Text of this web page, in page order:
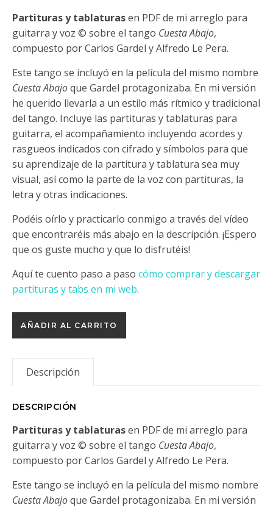
Partituras y tablaturasen PDF de mi arreglo para
guitarra y voz © sobre el tango Cuesta Abajo,
compuesto por Carlos Gardel y Alfredo Le Pera.
Este tango se incluyó en la película del mismo nombre
Cuesta Abajoque Gardel protagonizaba. En mi versión
he querido llevarla a un estilo más rítmico y tradicional
del tango. Incluye las partituras y tablaturas para
guitarra, el acompañamiento incluyendo acordes y
rasgueos indicados con cifrado y símbolos para que
su aprendizaje de la partitura y tablatura sea muy
visual, así como la parte de la voz con partituras, la
letra y otras indicaciones.
Podéis oírlo y practicarlo conmigo a través del vídeo
que encontraréis más abajo en la descripción. ¡Espero
que os guste mucho y que lo disfrutéis!
Aquí te cuento paso a paso cómo comprar y descargar
partituras y tabs en mi web.
TANGO Cuesta Abajo de Carlos Gardel cantidad
AÑADIR AL CARRITO
Descripción
DESCRIPCIÓN
Partituras y tablaturasen PDF de mi arreglo para
guitarra y voz © sobre el tango Cuesta Abajo,
compuesto por Carlos Gardel y Alfredo Le Pera.
Este tango se incluyó en la película del mismo nombre
Cuesta Abajoque Gardel protagonizaba. En mi versión